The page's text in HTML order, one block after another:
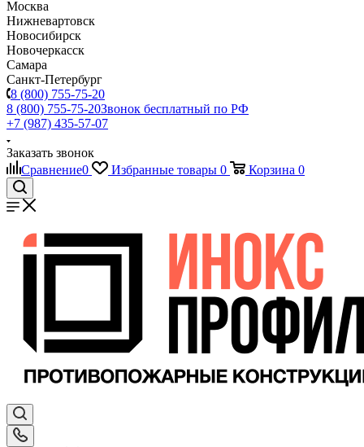
Москва
Нижневартовск
Новосибирск
Новочеркасск
Самара
Санкт-Петербург
8 (800) 755-75-20
8 (800) 755-75-20Звонок бесплатный по РФ
+7 (987) 435-57-07
Заказать звонок
Сравнение0 Избранные товары 0 Корзина 0